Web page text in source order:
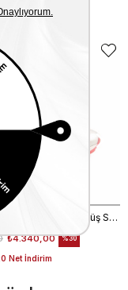
Rouge Kadın Hakiki Deri Gümüş Spor & Sneaker Ayakkabı
₺4.340,00
Net İndirim
%30